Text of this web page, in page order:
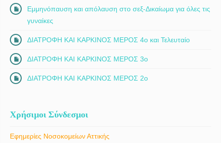
Εμμηνόπαυση και απόλαυση στο σεξ-Δικαίωμα για όλες τις
γυναίκες
ΔΙΑΤΡΟΦΗ ΚΑΙ ΚΑΡΚΙΝΟΣ ΜΕΡΟΣ 4ο και Τελευταίο
ΔΙΑΤΡΟΦΗ ΚΑΙ ΚΑΡΚΙΝΟΣ ΜΕΡΟΣ 3ο
ΔΙΑΤΡΟΦΗ ΚΑΙ ΚΑΡΚΙΝΟΣ ΜΕΡΟΣ 2ο
Χρήσιμοι Σύνδεσμοι
Εφημερίες Νοσοκομείων Αττικής